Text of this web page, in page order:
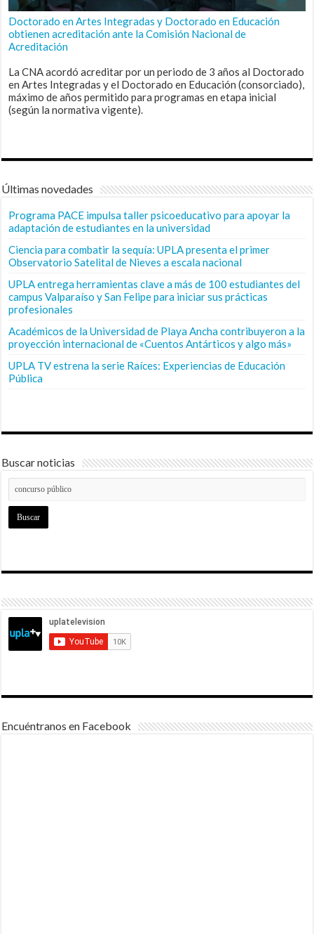
Doctorado en Artes Integradas y Doctorado en Educación
obtienen acreditación ante la Comisión Nacional de
Acreditación
La CNA acordó acreditar por un periodo de 3 años al Doctorado
en Artes Integradas y el Doctorado en Educación (consorciado),
máximo de años permitido para programas en etapa inicial
(según la normativa vigente).
Últimas novedades
Programa PACE impulsa taller psicoeducativo para apoyar la
adaptación de estudiantes en la universidad
Ciencia para combatir la sequía: UPLA presenta el primer
Observatorio Satelital de Nieves a escala nacional
UPLA entrega herramientas clave a más de 100 estudiantes del
campus Valparaíso y San Felipe para iniciar sus prácticas
profesionales
Académicos de la Universidad de Playa Ancha contribuyeron a la
proyección internacional de «Cuentos Antárticos y algo más»
UPLA TV estrena la serie Raíces: Experiencias de Educación
Pública
Buscar noticias
Encuéntranos en Facebook